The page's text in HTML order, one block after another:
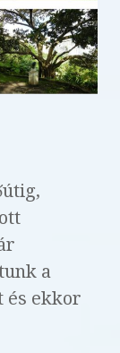
a
és ekkor